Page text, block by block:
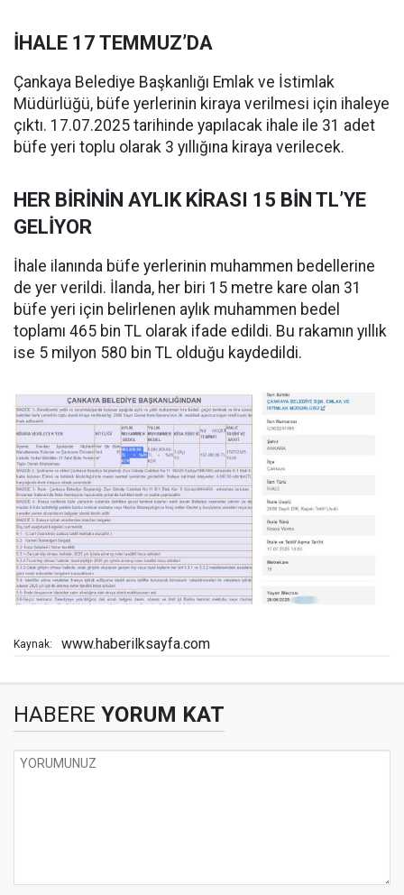
İHALE 17 TEMMUZ’DA
Çankaya Belediye Başkanlığı Emlak ve İstimlak
Müdürlüğü, büfe yerlerinin kiraya verilmesi için ihaleye
çıktı. 17.07.2025 tarihinde yapılacak ihale ile 31 adet
büfe yeri toplu olarak 3 yıllığına kiraya verilecek.
HER BİRİNİN AYLIK KİRASI 15 BİN TL’YE
GELİYOR
İhale ilanında büfe yerlerinin muhammen bedellerine
de yer verildi. İlanda, her biri 15 metre kare olan 31
büfe yeri için belirlenen aylık muhammen bedel
toplamı 465 bin TL olarak ifade edildi. Bu rakamın yıllık
ise 5 milyon 580 bin TL olduğu kaydedildi.
Kaynak: www.haberilksayfa.com
HABERE YORUM KAT